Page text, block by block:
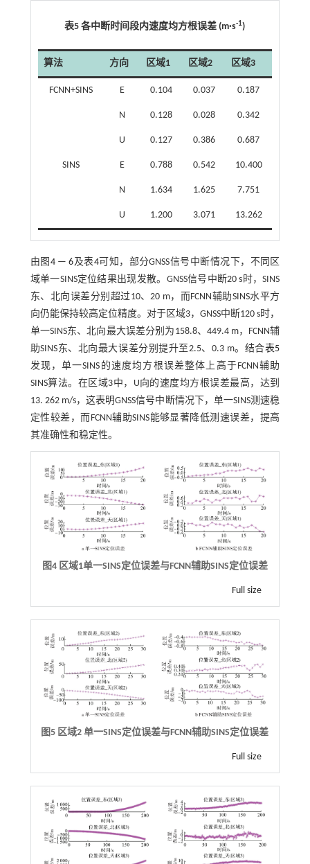
表5 各中断时间段内速度均方根误差 (m·s-1)
算法 方向 区域1 区域2 区域3
FCNN+SINS E 0.104 0.037 0.187
N 0.128 0.028 0.342
U 0.127 0.386 0.687
SINS E 0.788 0.542 10.400
N 1.634 1.625 7.751
U 1.200 3.071 13.262
由图 4—6及表4可知，部分GNSS信号中断情况下，不同区
域单一SINS定位结果出现发散。GNSS信号中断20 s时，SINS
东、北向误差分别超过10、20 m，而FCNN辅助SINS水平方
向仍能保持较高定位精度。对于区域3，GNSS中断120 s时，
单一SINS东、北向最大误差分别为158.8、449.4 m，FCNN辅
助SINS东、北向最大误差分别提升至2.5、0.3 m。结合表5
发现，单一SINS的速度均方根误差整体上高于FCNN辅助
SINS算法。在区域3中，U向的速度均方根误差最高，达到
13. 262 m/s，这表明GNSS信号中断情况下，单一SINS测速稳
定性较差，而FCNN辅助SINS能够显著降低测速误差，提高
其准确性和稳定性。
图4 区域1单一SINS定位误差与 FCNN辅助SINS定位误差
Full size
图5 区域2 单一SINS定位误差与FCNN辅助SINS定位误差
Full size